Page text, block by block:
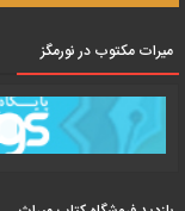
میرات مکتوب در نورمگز